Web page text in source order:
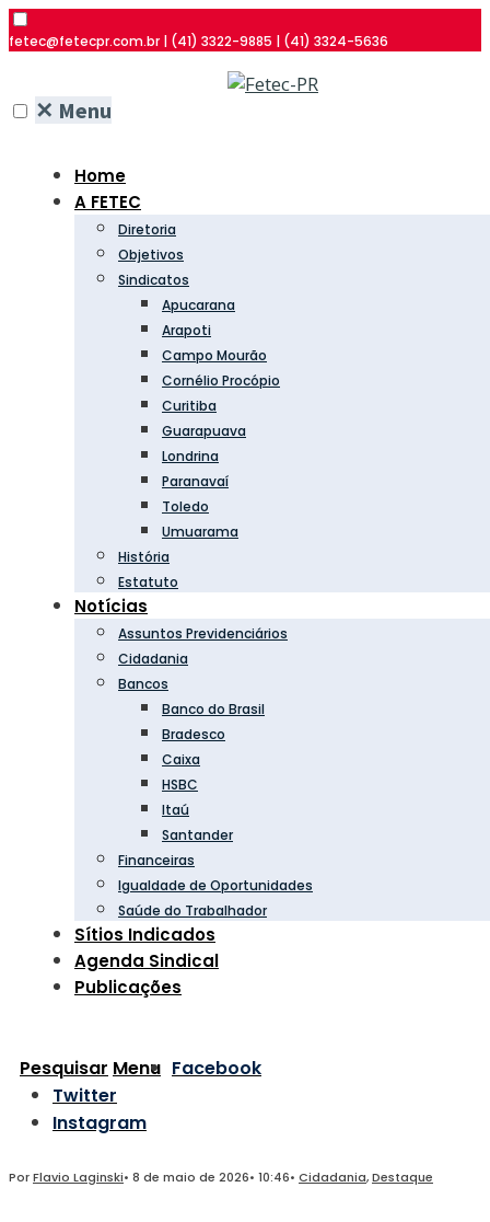
fetec@fetecpr.com.br | (41) 3322-9885 | (41) 3324-5636
✕ Menu
Home
A FETEC
Diretoria
Objetivos
Sindicatos
Apucarana
Arapoti
Campo Mourão
Cornélio Procópio
Curitiba
Guarapuava
Londrina
Paranavaí
Toledo
Umuarama
História
Estatuto
Notícias
Assuntos Previdenciários
Cidadania
Bancos
Banco do Brasil
Bradesco
Caixa
HSBC
Itaú
Santander
Financeiras
Igualdade de Oportunidades
Saúde do Trabalhador
Sítios Indicados
Agenda Sindical
Publicações
Pesquisar Menu Facebook
Twitter
Instagram
PorFlavio Laginski• 8 de maio de 2026• 10:46• Cidadania,Destaque